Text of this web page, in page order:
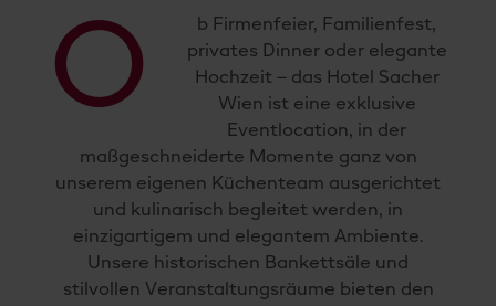
O
b Firmenfeier, Familienfest,
privates Dinner oder elegante
Hochzeit – das Hotel Sacher
Wien ist eine exklusive
Eventlocation, in der
maßgeschneiderte Momente ganz von
unserem eigenen Küchenteam ausgerichtet
und kulinarisch begleitet werden, in
einzigartigem und elegantem Ambiente.
Unsere historischen Bankettsäle und
stilvollen Veranstaltungsräume bieten den